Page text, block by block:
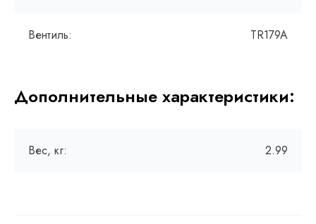
Вентиль: TR179A
Дополнительные характеристики:
Вес, кг: 2.99